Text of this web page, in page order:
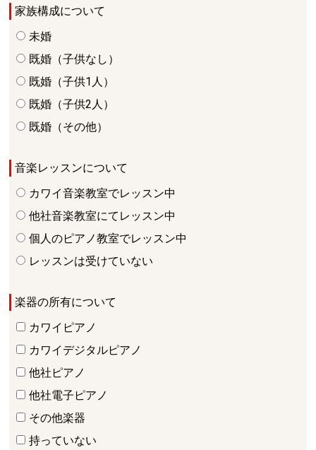
家族構成について
未婚
既婚（子供なし）
既婚（子供1人）
既婚（子供2人）
既婚（その他）
音楽レッスンについて
カワイ音楽教室でレッスン中
他社音楽教室にてレッスン中
個人のピアノ教室でレッスン中
レッスンは受けていない
楽器の所有について
カワイピアノ
カワイデジタルピアノ
他社ピアノ
他社電子ピアノ
その他楽器
持っていない